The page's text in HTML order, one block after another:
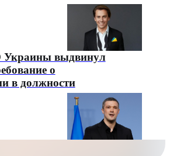
Украины выдвинул
о
в должности